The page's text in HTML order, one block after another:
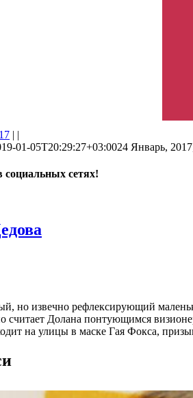
| |
01-05T20:29:27+03:0024 Январь,
социальных сетях!
но извечно рефлексирующий
считает Долана понтующимся
на улицы в маске Гая Фокса,